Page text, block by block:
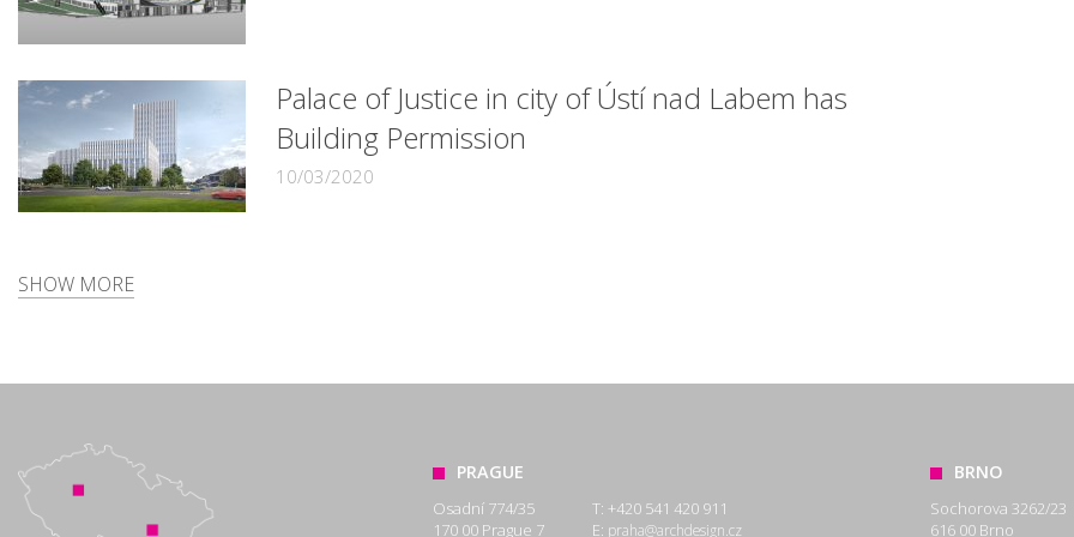
Palace of Justice in city of Ústí nad Labem has
Building Permission
10/03/2020
SHOW MORE
PRAGUE
Osadní 774/35
170 00 Prague 7
T: +420 541 420 911
E: praha@archdesign.cz
BRNO
Sochorova 3262/23
616 00 Brno